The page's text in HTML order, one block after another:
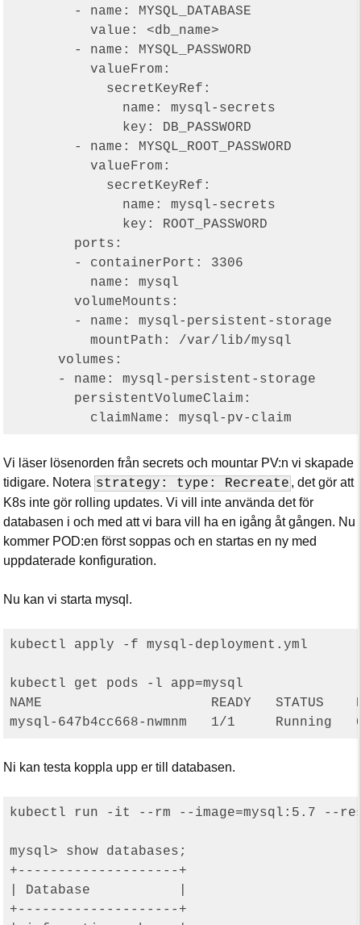
        - name: MYSQL_DATABASE
          value: <db_name>
        - name: MYSQL_PASSWORD
          valueFrom:
            secretKeyRef:
              name: mysql-secrets
              key: DB_PASSWORD
        - name: MYSQL_ROOT_PASSWORD
          valueFrom:
            secretKeyRef:
              name: mysql-secrets
              key: ROOT_PASSWORD
        ports:
        - containerPort: 3306
          name: mysql
        volumeMounts:
        - name: mysql-persistent-storage
          mountPath: /var/lib/mysql
      volumes:
      - name: mysql-persistent-storage
        persistentVolumeClaim:
Vi läser lösenorden från secrets och mountar PV:n vi skapade
tidigare. Notera strategy: type: Recreate , det gör att
K8s inte gör rolling updates. Vi vill inte använda det för
databasen i och med att vi bara vill ha en igång åt gången. Nu
kommer POD:en först soppas och en startas en ny med
uppdaterade konfiguration.
Nu kan vi starta mysql.
kubectl apply -f mysql-deployment.yml
kubectl get pods -l app=mysql
NAME                     READY   STATUS
Ni kan testa koppla upp er till databasen.
kubectl run -it --rm --image=mysql:5.7 --
mysql> show databases;
+--------------------+
| Database           |
+--------------------+